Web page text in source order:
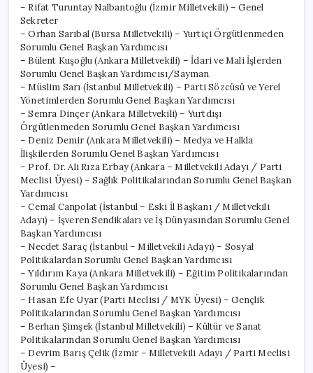
– Rifat Turuntay Nalbantoğlu (İzmir Milletvekili) – Genel
Sekreter
– Orhan Sarıbal (Bursa Milletvekili) – Yurtiçi Örgütlenmeden
Sorumlu Genel Başkan Yardımcısı
– Bülent Kuşoğlu (Ankara Milletvekili) – İdari ve Mali İşlerden
Sorumlu Genel Başkan Yardımcısı/Sayman
– Müslim Sarı (İstanbul Milletvekili) – Parti Sözcüsü ve Yerel
Yönetimlerden Sorumlu Genel Başkan Yardımcısı
– Semra Dinçer (Ankara Milletvekili) – Yurtdışı
Örgütlenmeden Sorumlu Genel Başkan Yardımcısı
– Deniz Demir (Ankara Milletvekili) – Medya ve Halkla
İlişkilerden Sorumlu Genel Başkan Yardımcısı
– Prof. Dr. Ali Rıza Erbay (Ankara – Milletvekili Adayı / Parti
Meclisi Üyesi) – Sağlık Politikalarından Sorumlu Genel Başkan
Yardımcısı
– Cemal Canpolat (İstanbul – Eski İl Başkanı / Milletvekili
Adayı) – İşveren Sendikaları ve İş Dünyasından Sorumlu Genel
Başkan Yardımcısı
– Necdet Saraç (İstanbul – Milletvekili Adayı) – Sosyal
Politikalardan Sorumlu Genel Başkan Yardımcısı
– Yıldırım Kaya (Ankara Milletvekili) – Eğitim Politikalarından
Sorumlu Genel Başkan Yardımcısı
– Hasan Efe Uyar (Parti Meclisi / MYK Üyesi) – Gençlik
Politikalarından Sorumlu Genel Başkan Yardımcısı
– Berhan Şimşek (İstanbul Milletvekili) – Kültür ve Sanat
Politikalarından Sorumlu Genel Başkan Yardımcısı
– Devrim Barış Çelik (İzmir – Milletvekili Adayı / Parti Meclisi
Üyesi) –